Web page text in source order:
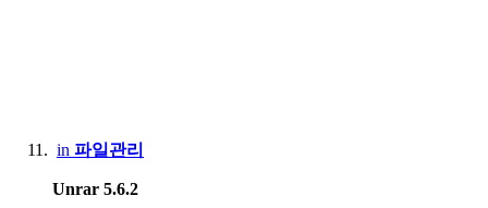
in 파일관리
Unrar 5.6.2